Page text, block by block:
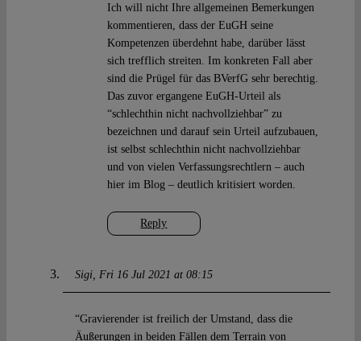
Reply
Ich will nicht Ihre allgemeinen Bemerkungen
kommentieren, dass der EuGH seine
Kompetenzen überdehnt habe, darüber lässt
sich trefflich streiten. Im konkreten Fall aber
sind die Prügel für das BVerfG sehr berechtig.
Das zuvor ergangene EuGH-Urteil als
“schlechthin nicht nachvollziehbar” zu
bezeichnen und darauf sein Urteil aufzubauen,
ist selbst schlechthin nicht nachvollziehbar
und von vielen Verfassungsrechtlern – auch
hier im Blog – deutlich kritisiert worden.
Sigi Fri 16 Jul 2021 at 08:15
“Gravierender ist freilich der Umstand, dass die
Äußerungen in beiden Fällen dem Terrain von